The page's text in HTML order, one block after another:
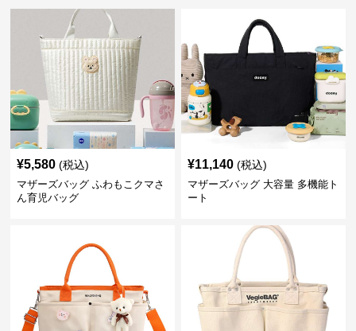
¥5,580 (税込)
マザーズバッグ ふわもこクマさ
ん育児バッグ
¥11,140 (税込)
マザーズバッグ 大容量 多機能ト
ート